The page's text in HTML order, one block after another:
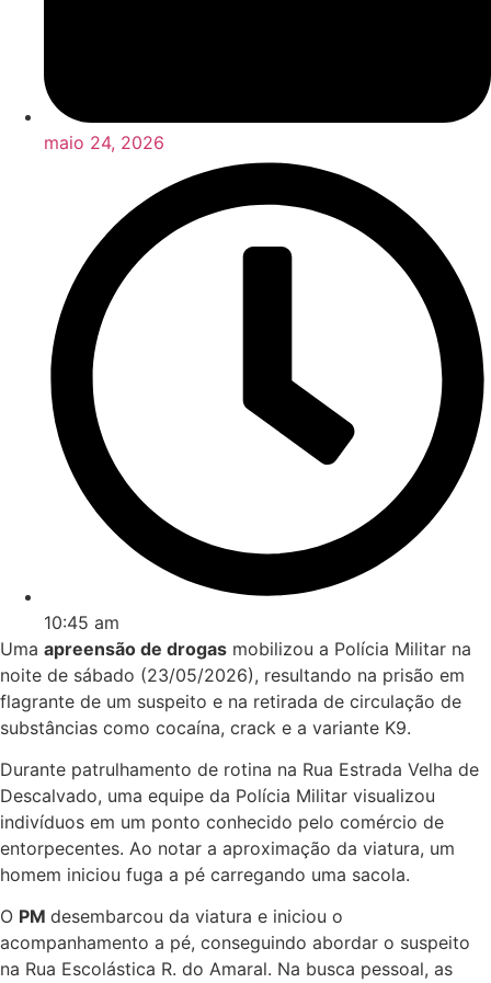
maio 24, 2026
10:45 am
Uma apreensão de drogas mobilizou a Polícia Militar na
noite de sábado (23/05/2026), resultando na prisão em
flagrante de um suspeito e na retirada de circulação de
substâncias como cocaína, crack e a variante K9.
Durante patrulhamento de rotina na Rua Estrada Velha de
Descalvado, uma equipe da Polícia Militar visualizou
indivíduos em um ponto conhecido pelo comércio de
entorpecentes. Ao notar a aproximação da viatura, um
homem iniciou fuga a pé carregando uma sacola.
O PM desembarcou da viatura e iniciou o
acompanhamento a pé, conseguindo abordar o suspeito
na Rua Escolástica R. do Amaral. Na busca pessoal, as